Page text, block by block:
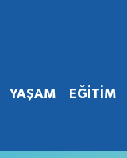
YAŞAM EĞİTİM